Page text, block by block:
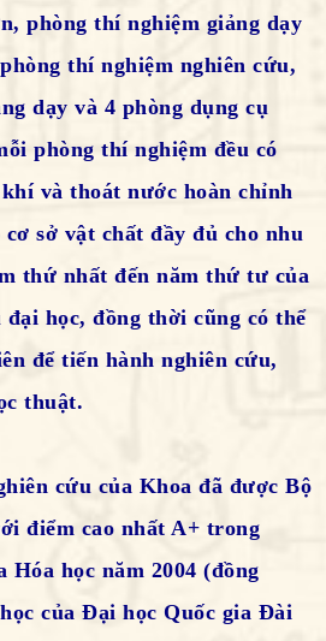
phòng thí nghiệm giảng dạy
thí nghiệm nghiên cứu,
dạy và 4 phòng dụng cụ
phòng thí nghiệm đều có
và thoát nước hoàn chỉnh
sở vật chất đầy đủ cho nhu
thứ nhất đến năm thứ tư của
đại học, đồng thời cũng có thể
để tiến hành nghiên cứu,
thuật.
cứu của Khoa đã được Bộ
điểm cao nhất A+ trong
học năm 2004 (đồng
của Đại học Quốc gia Đài